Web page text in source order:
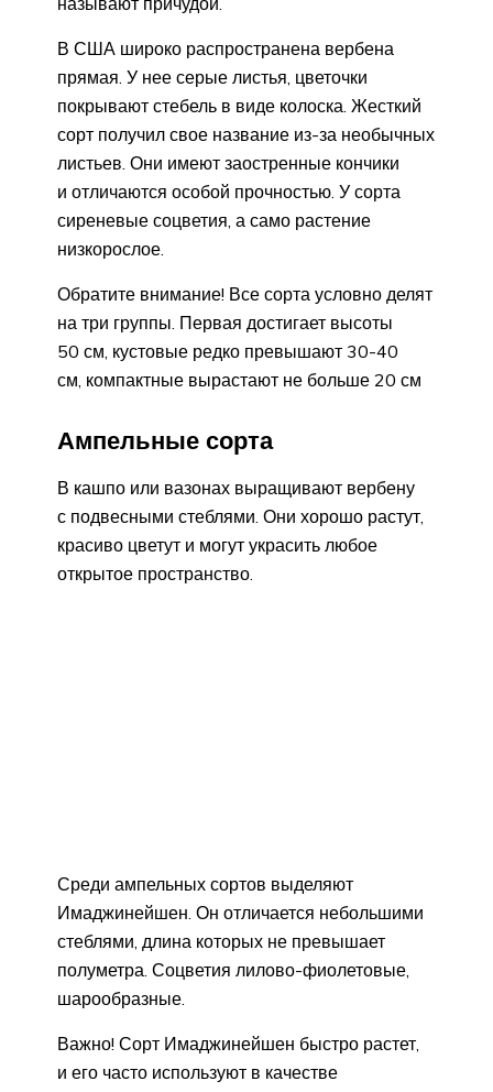
В США широко распространена вербена
прямая. У нее серые листья, цветочки
покрывают стебель в виде колоска. Жесткий
сорт получил свое название из-за необычных
листьев. Они имеют заостренные кончики
и отличаются особой прочностью. У сорта
сиреневые соцветия, а само растение
низкорослое.
Обратите внимание! Все сорта условно делят
на три группы. Первая достигает высоты
50 см, кустовые редко превышают 30-40
см, компактные вырастают не больше 20 см
Ампельные сорта
В кашпо или вазонах выращивают вербену
с подвесными стеблями. Они хорошо растут,
красиво цветут и могут украсить любое
открытое пространство.
Среди ампельных сортов выделяют
Имаджинейшен. Он отличается небольшими
стеблями, длина которых не превышает
полуметра. Соцветия лилово-фиолетовые,
шарообразные.
Важно! Сорт Имаджинейшен быстро растет,
и его часто используют в качестве